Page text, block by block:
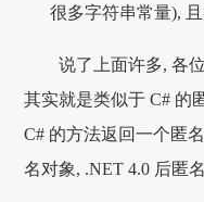
很多字符串常量),
说了上面许多, 各
其实就是类似于 C# 的
C# 的方法返回一个匿
名对象, .NET 4.0 后匿